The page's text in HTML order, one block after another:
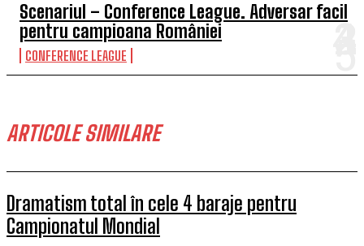
Scenariul – Conference League. Adversar facil
pentru campioana României
CONFERENCE LEAGUE
ARTICOLE SIMILARE
Dramatism total în cele 4 baraje pentru
Campionatul Mondial